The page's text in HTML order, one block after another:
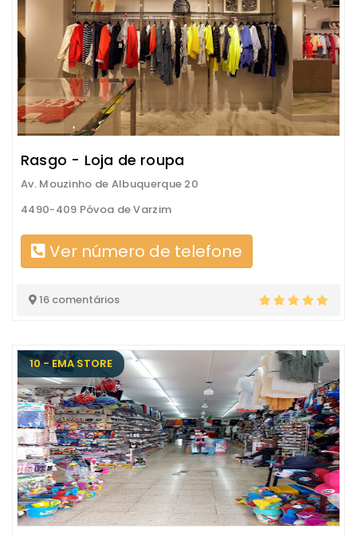
Rasgo - Loja de roupa
Av. Mouzinho de Albuquerque 20
4490-409 Póvoa de Varzim
Ver número de telefone
16 comentários
10 - EMA STORE